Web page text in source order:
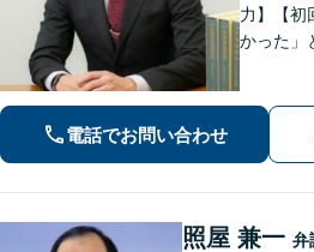
力】【初
かった」
く、丁
ちに寄
電話でお問い合わせ
照屋 兼一 弁